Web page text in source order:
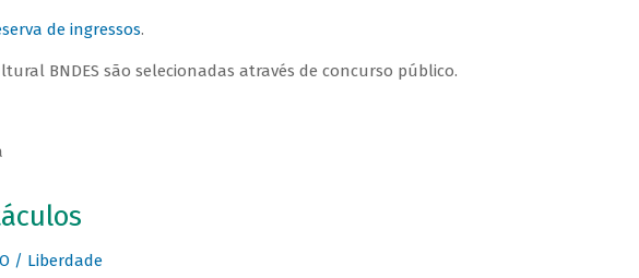
de ingressos.
BNDES são selecionadas através de concurso público.
/ Liberdade